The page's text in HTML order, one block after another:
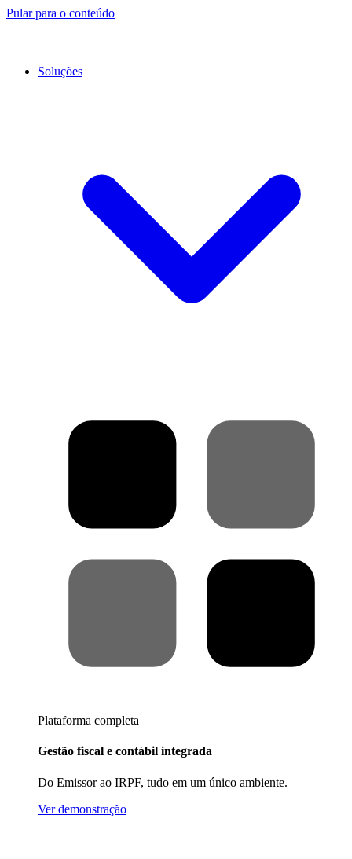
Pular para o conteúdo
Soluções
Plataforma completa
Gestão fiscal e contábil integrada
Do Emissor ao IRPF, tudo em um único ambiente.
Ver demonstração